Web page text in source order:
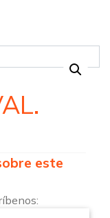
este